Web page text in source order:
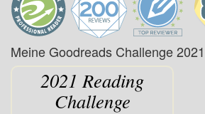
Meine Goodreads Challenge 2021
2021 Reading
Challenge